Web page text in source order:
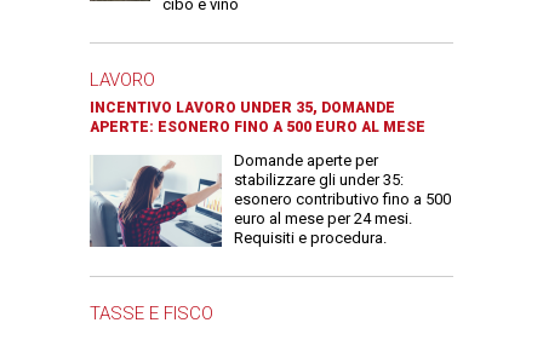
cibo e vino
LAVORO
INCENTIVO LAVORO UNDER 35, DOMANDE
APERTE: ESONERO FINO A 500 EURO AL MESE
Domande aperte per
stabilizzare gli under 35:
esonero contributivo fino a 500
euro al mese per 24 mesi.
Requisiti e procedura.
TASSE E FISCO